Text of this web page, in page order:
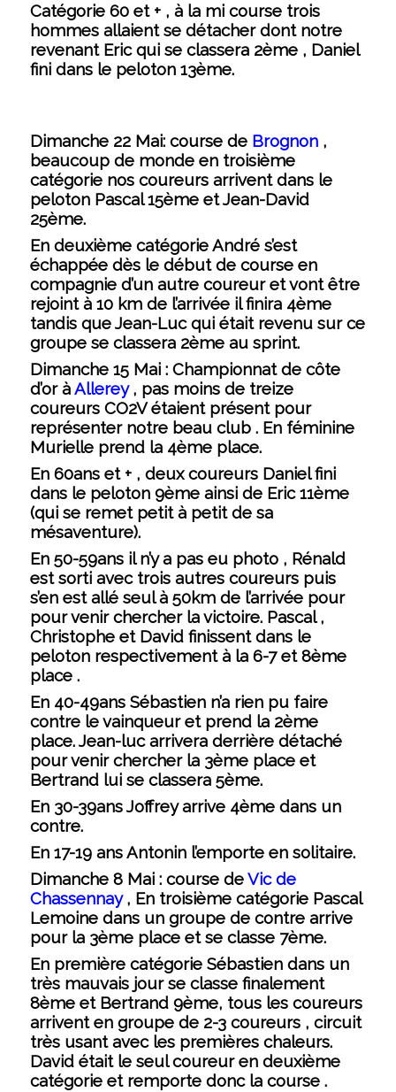
Catégorie 60 et + , à la mi course trois
hommes allaient se détacher dont notre
revenant Eric qui se classera 2ème , Daniel
fini dans le peloton 13ème.
Dimanche 22Mai: course de Brognon,
beaucoup de monde en troisième
catégorie nos coureurs arrivent dans le
peloton Pascal 15ème et Jean-David
25ème.
En deuxième catégorie André s’est
échappée dès le début de course en
compagnie d’un autre coureur et vont être
rejoint à 10 km de l’arrivée il finira 4ème
tandis que Jean-Luc qui était revenu sur ce
groupe se classera 2ème au sprint.
Dimanche 15 Mai : Championnat de côte
d’or àAllerey, pas moins de treize
coureurs CO2V étaient présent pour
représenter notre beau club . En féminine
Murielle prend la 4ème place.
En 60ans et + , deux coureurs Daniel fini
dans le peloton 9ème ainsi de Eric 11ème
(qui se remet petit à petit de sa
mésaventure).
En 50-59ans il n’y a pas eu photo , Rénald
est sorti avec trois autres coureurs puis
s’en est allé seul à 50km de l’arrivée pour
pour venir chercher la victoire. Pascal ,
Christophe et David finissent dans le
peloton respectivement à la 6-7 et 8ème
place .
En 40-49ans Sébastien n’a rien pu faire
contre le vainqueur et prend la 2ème
place. Jean-luc arrivera derrière détaché
pour venir chercher la 3ème place et
Bertrand lui se classera 5ème.
En 30-39ans Joffrey arrive 4ème dans un
contre.
En 17-19 ans Antonin l’emporte en solitaire.
Dimanche 8 Mai : course deVic de
Chassennay, En troisième catégorie Pascal
Lemoine dans un groupe de contre arrive
pour la 3ème place et se classe 7ème.
En première catégorie Sébastien dans un
très mauvais jour se classe finalement
8ème et Bertrand 9ème, tous les coureurs
arrivent en groupe de 2-3 coureurs , circuit
très usant avec les premières chaleurs.
David était le seul coureur en deuxième
catégorie et remporte donc la course .